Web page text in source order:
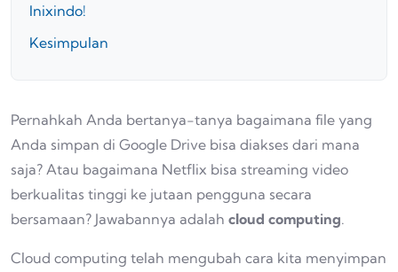
Inixindo!
Kesimpulan
Pernahkah Anda bertanya-tanya bagaimana file yang
Anda simpan di Google Drive bisa diakses dari mana
saja? Atau bagaimana Netflix bisa streaming video
berkualitas tinggi ke jutaan pengguna secara
bersamaan? Jawabannya adalah cloud computing.
Cloud computing telah mengubah cara kita menyimpan